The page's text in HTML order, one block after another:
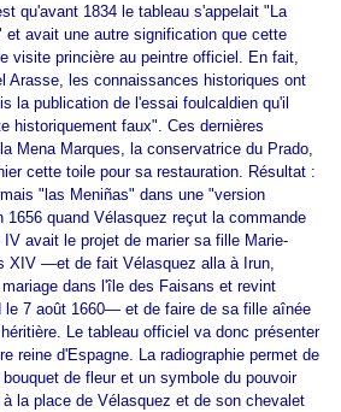
qu'avant 1834 le tableau s'appelait "La
et avait une autre signification que cette
visite princière au peintre officiel. En fait,
Arasse, les connaissances historiques ont
la publication de l'essai foulcaldien qu'il
historiquement faux". Ces dernières
Mena Marques, la conservatrice du Prado,
cette toile pour sa restauration. Résultat :
"las Meniñas" dans une "version
1656 quand Vélasquez reçut la commande
avait le projet de marier sa fille Marie-
XIV —et de fait Vélasquez alla à Irun,
dans l'île des Faisans et revint
le 7 août 1660— et de faire de sa fille aînée
Le tableau officiel va donc présenter
reine d'Espagne. La radiographie permet de
de fleur et un symbole du pouvoir
la place de Vélasquez et de son chevalet